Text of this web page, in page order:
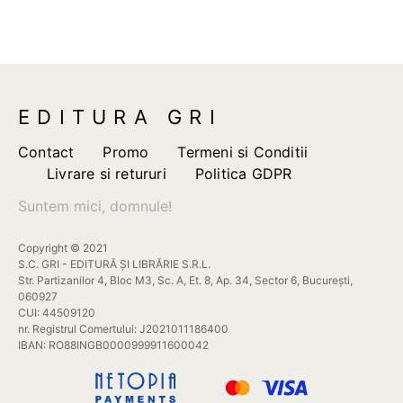
pagina
EDITURA GRI
Contact Promo
Termeni si Conditii
Livrare si retururi
Politica GDPR
Suntem mici, domnule!
Copyright © 2021
S.C. GRI - EDITURĂ ȘI LIBRĂRIE S.R.L.
Str. Partizanilor 4, Bloc M3, Sc. A, Et. 8, Ap. 34, Sector 6, București,
060927
CUI: 44509120
nr. Registrul Comertului: J2021011186400
IBAN: RO88INGB0000999911600042